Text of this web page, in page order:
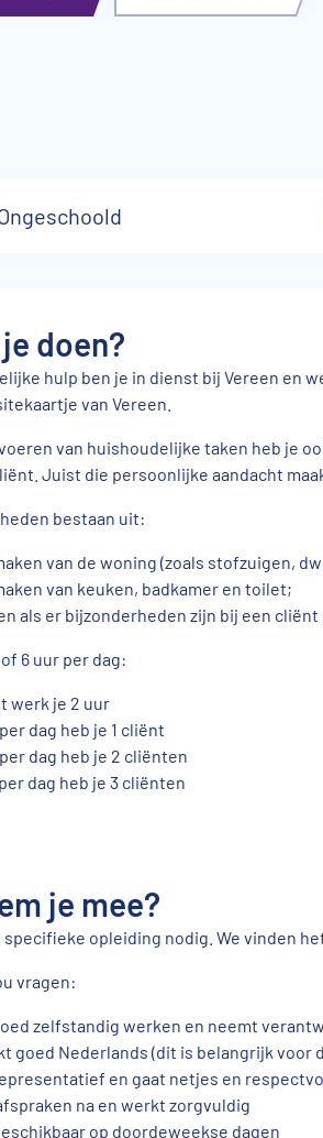
doen?
hulp ben je in dienst bij Vereen en
van Vereen.
van huishoudelijke taken heb je
Juist die persoonlijke aandacht
bestaan uit:
van de woning (zoals stofzuigen,
van keuken, badkamer en toilet;
als er bijzonderheden zijn bij een
6 uur per dag:
werk je 2 uur
dag heb je 1 cliënt
dag heb je 2 cliënten
dag heb je 3 cliënten
je mee?
opleiding nodig. We vinden
vragen:
zelfstandig werken en neemt
goed Nederlands (dit is belangrijk voor
en gaat netjes en
na en werkt zorgvuldig
op doordeweekse dagen